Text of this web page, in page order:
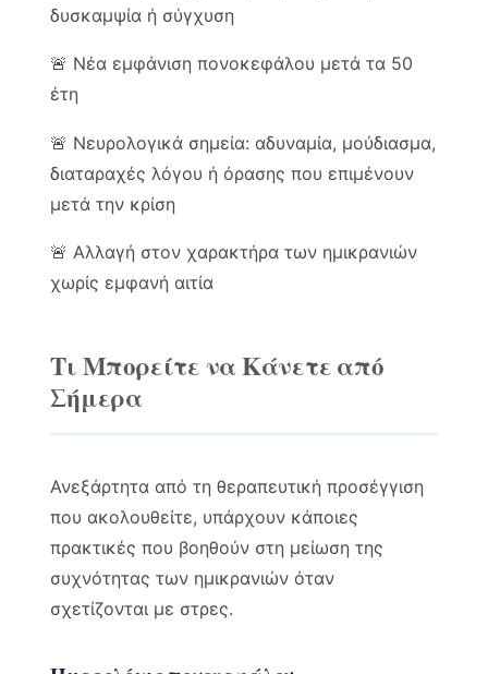
δυσκαμψία ή σύγχυση
🚨 Νέα εμφάνιση πονοκεφάλου μετά τα 50
έτη
🚨 Νευρολογικά σημεία: αδυναμία, μούδιασμα,
διαταραχές λόγου ή όρασης που επιμένουν
μετά την κρίση
🚨 Αλλαγή στον χαρακτήρα των ημικρανιών
χωρίς εμφανή αιτία
Τι Μπορείτε να Κάνετε από
Σήμερα
Ανεξάρτητα από τη θεραπευτική προσέγγιση
που ακολουθείτε, υπάρχουν κάποιες
πρακτικές που βοηθούν στη μείωση της
συχνότητας των ημικρανιών όταν
σχετίζονται με στρες.